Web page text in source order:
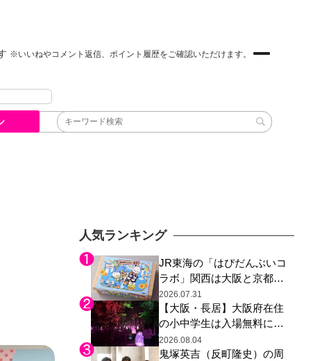
※いいねやコメント返信、ポイント履歴をご確認いただけます。
人気ランキング
JR東海の「はぴだんぶいコ
ラボ」関西は大阪と京都の
み、日焼けしたポチャッコ
らサンリオキャラが描かれ
た駅弁やグッズが登場
2026.07.31
【大阪・長居】大阪府在住
の小中学生は入場無料に、
チームラボが「夏休みの自
由研究の課題に」と「ボタ
2026.08.04
鬼塚英吉（反町隆史）の周